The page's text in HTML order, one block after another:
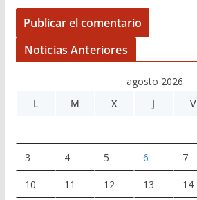
Noticias Anteriores
agosto 2026
L
M X J V
3 4 5 6 7
10 11 12 13 14